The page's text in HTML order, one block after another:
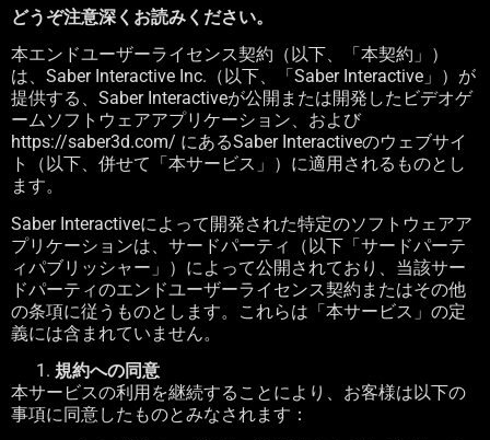
どうぞ注意深くお読みください。
本エンドユーザーライセンス契約（以下、「本契約」）
は、 Saber Interactive Inc. （以下、「 Saber Interactive 」）が
提供する、 Saber Interactiveが公開または開発したビデオゲ
ームソフトウェアアプリケーション、および
https://saber3d.com/ にあるSaber Interactiveのウェブサイ
ト（以下、併せて「本サービス」）に適用されるものとし
ます。
Saber Interactiveによって開発された特定のソフトウェアア
プリケーションは、サードパーティ（以下「サードパーテ
ィパブリッシャー」）によって公開されており、当該サー
ドパーティのエンドユーザーライセンス契約またはその他
の条項に従うものとします。これらは「本サービス」の定
義には含まれていません。
規約への同意
本サービスの利用を継続することにより、お客様は以下の
事項に同意したものとみなされます：